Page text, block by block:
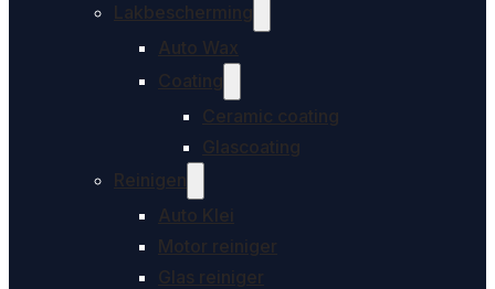
Lakbescherming
Auto Wax
Coating
Ceramic coating
Glascoating
Reinigen
Auto Klei
Motor reiniger
Glas reiniger